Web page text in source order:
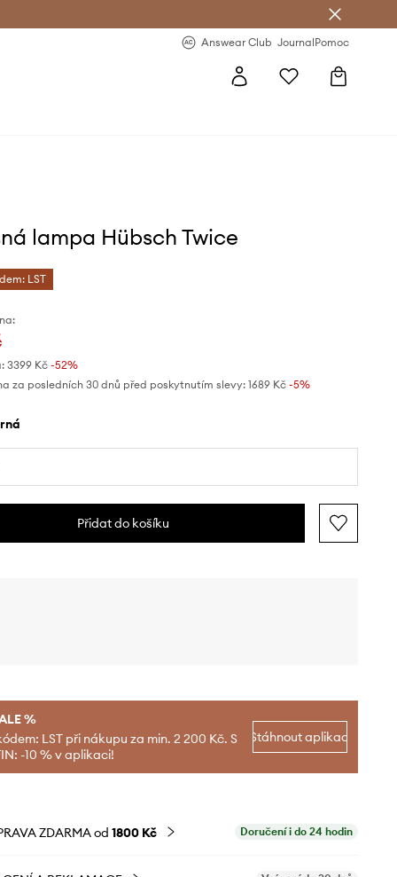
Answear Club JournalPomoc
lampa Hübsch Twice
LST
3399 Kč-52%
za posledních 30 dnů před poskytnutím slevy: 1689 Kč -5%
Přidat do košíku
%
LST při nákupu za min. 2 200 Kč. S
-10 % v aplikaci!
Stáhnout aplikaci
ZDARMA od 1800 Kč Doručení i do 24 hodin